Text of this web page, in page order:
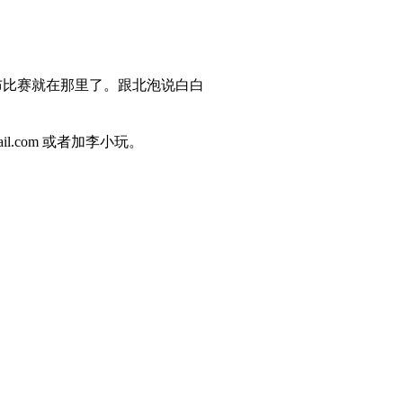
赛就在那里了。跟北泡说白白
或者加李小玩。